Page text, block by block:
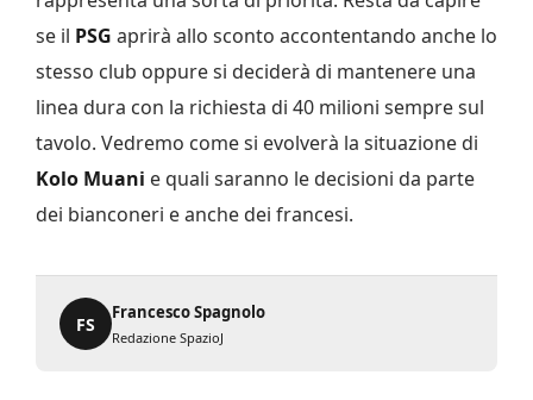
se il PSG aprirà allo sconto accontentando anche lo
stesso club oppure si deciderà di mantenere una
linea dura con la richiesta di 40 milioni sempre sul
tavolo. Vedremo come si evolverà la situazione di
Kolo Muani e quali saranno le decisioni da parte
dei bianconeri e anche dei francesi.
FS
Francesco Spagnolo
Redazione SpazioJ